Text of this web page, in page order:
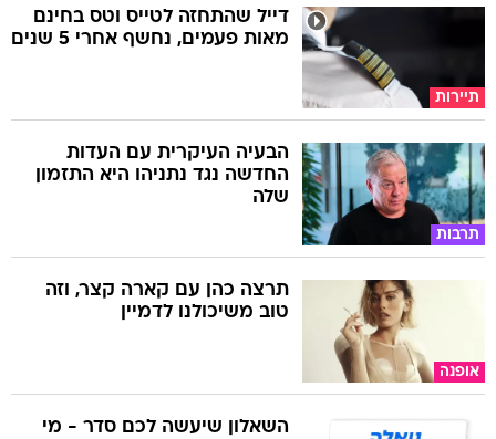
תיירות
דייל שהתחזה לטייס וטס בחינם
מאות פעמים, נחשף אחרי 5 שנים
תרבות
הבעיה העיקרית עם העדות
החדשה נגד נתניהו היא התזמון
שלה
אופנה
תרצה כהן עם קארה קצר, וזה
טוב משיכולנו לדמיין
השאלון שיעשה לכם סדר - מי